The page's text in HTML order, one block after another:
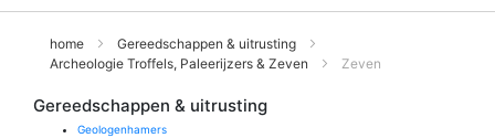
home
Gereedschappen & uitrusting
Archeologie Troffels, Paleerijzers & Zeven
Zeven
Gereedschappen & uitrusting
Geologenhamers